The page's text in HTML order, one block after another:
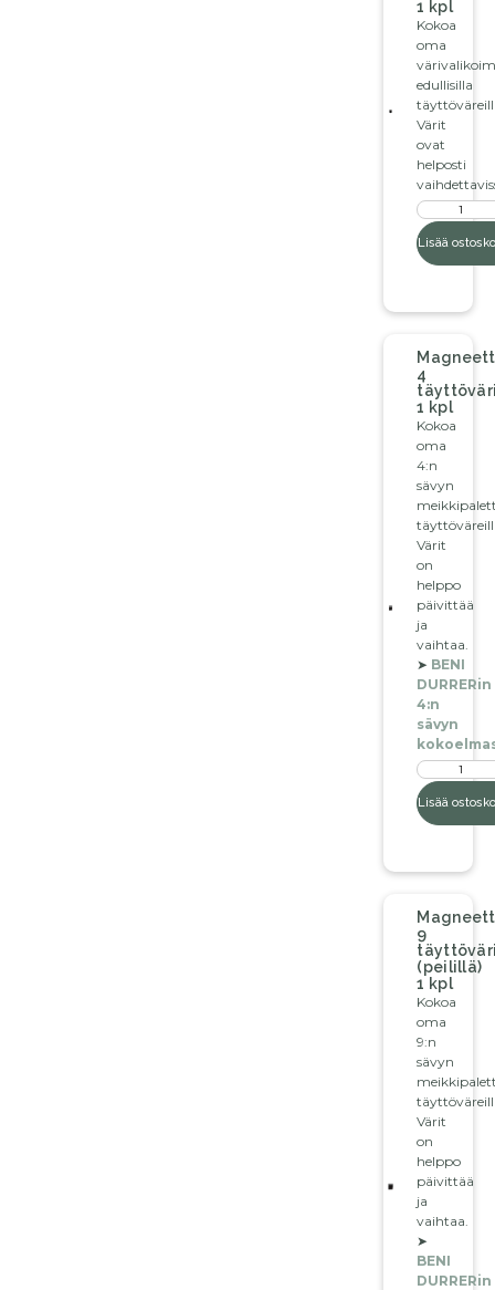
1 kpl
Kokoa
oma
edullisilla
Värit
ovat
helposti
Lisää
4
1 kpl
Kokoa
oma
4:n
sävyn
Värit
on
helppo
päivittää
ja
vaihtaa.
➤ BENI
DURRERin
4:n
sävyn
Lisää
9
(peilillä)
1 kpl
Kokoa
oma
9:n
sävyn
Värit
on
helppo
päivittää
ja
vaihtaa.
➤
BENI
DURRERin